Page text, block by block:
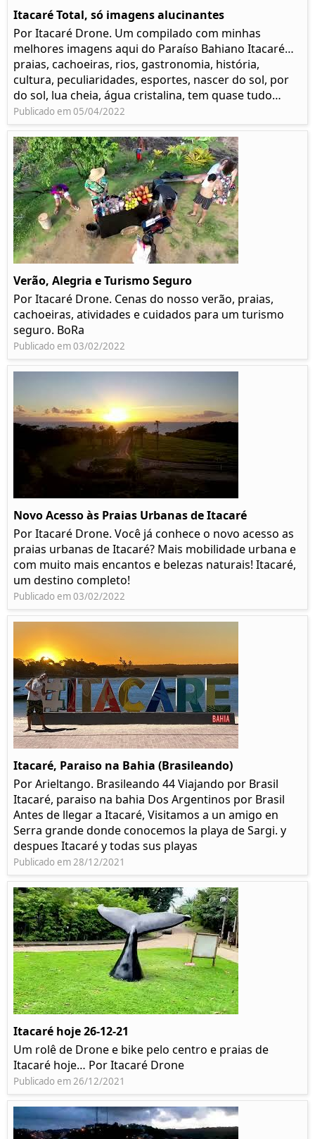
Itacaré Total, só imagens alucinantes
Por Itacaré Drone. Um compilado com minhas
melhores imagens aqui do Paraíso Bahiano Itacaré…
praias, cachoeiras, rios, gastronomia, história,
cultura, peculiaridades, esportes, nascer do sol, por
do sol, lua cheia, água cristalina, tem quase tudo…
Publicado em 05/04/2022
Verão, Alegria e Turismo Seguro
Por Itacaré Drone. Cenas do nosso verão, praias,
cachoeiras, atividades e cuidados para um turismo
seguro. BoRa
Publicado em 03/02/2022
Novo Acesso às Praias Urbanas de Itacaré
Por Itacaré Drone. Você já conhece o novo acesso as
praias urbanas de Itacaré? Mais mobilidade urbana e
com muito mais encantos e belezas naturais! Itacaré,
um destino completo!
Publicado em 03/02/2022
Itacaré, Paraiso na Bahia (Brasileando)
Por Arieltango. Brasileando 44 Viajando por Brasil
Itacaré, paraiso na bahia Dos Argentinos por Brasil
Antes de llegar a Itacaré, Visitamos a un amigo en
Serra grande donde conocemos la playa de Sargi. y
despues Itacaré y todas sus playas
Publicado em 28/12/2021
Itacaré hoje 26-12-21
Um rolê de Drone e bike pelo centro e praias de
Itacaré hoje… Por Itacaré Drone
Publicado em 26/12/2021